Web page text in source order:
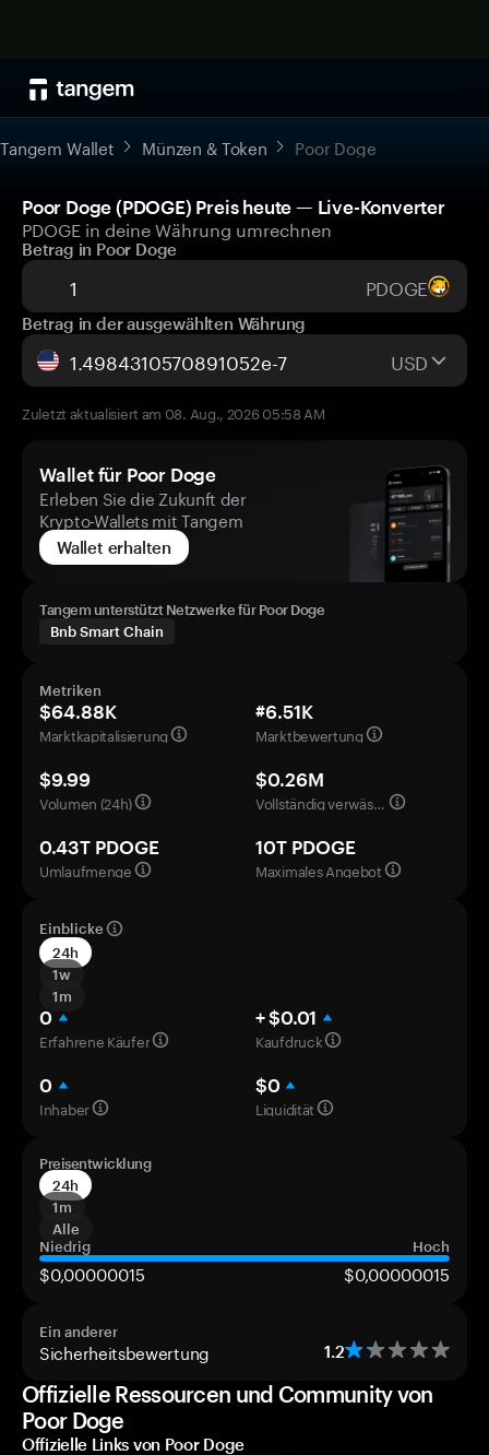
Tangem Wallet Münzen & Token Poor Doge
Poor Doge (PDOGE) Preis heute — Live-Konverter
PDOGE in deine Währung umrechnen
Betrag in Poor Doge
PDOGE
Betrag in der ausgewählten Währung
USD
Zuletzt aktualisiert am 08. Aug., 2026 05:58 AM
Wallet für Poor Doge
Erleben Sie die Zukunft der
Krypto-Wallets mit Tangem
Wallet erhalten
Tangem unterstützt Netzwerke für Poor Doge
Bnb Smart Chain
Metriken
$64.88K
Marktkapitalisierung
#6.51K
Marktbewertung
$9.99
Volumen (24h)
$0.26M
Vollständig verwässerte Bewertung
0.43T PDOGE
Umlaufmenge
10T PDOGE
Maximales Angebot
Einblicke
24h
1w
1m
0
Erfahrene Käufer
+ $0.01
Kaufdruck
0
Inhaber
$0
Liquidität
Preisentwicklung
24h
1m
Alle
Niedrig
Hoch
$0,00000015 $0,00000015
Ein anderer
Sicherheitsbewertung 1.2
Offizielle Ressourcen und Community von
Poor Doge
Offizielle Links von Poor Doge